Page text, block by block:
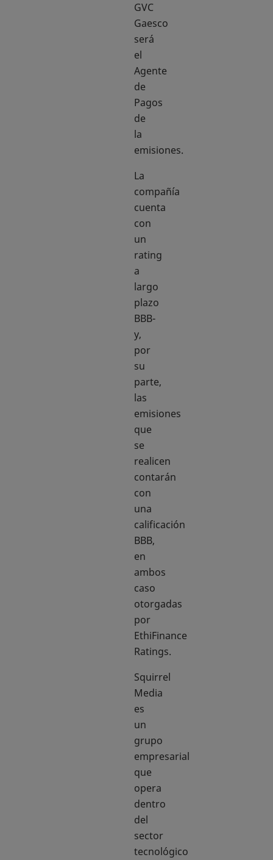
GVC
Gaesco
será
el
Agente
de
Pagos
de
la
emisiones.
La
compañía
cuenta
con
un
rating
a
largo
plazo
BBB-
y,
por
su
parte,
las
emisiones
que
se
realicen
contarán
con
una
calificación
BBB,
en
ambos
caso
otorgadas
por
EthiFinance
Ratings.
Squirrel
Media
es
un
grupo
empresarial
que
opera
dentro
del
sector
tecnológico